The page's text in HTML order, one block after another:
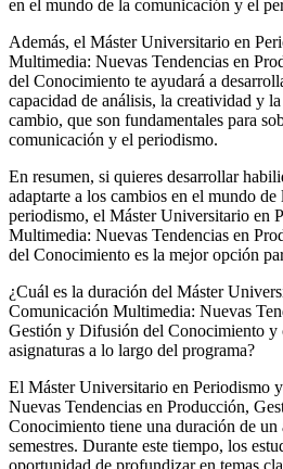
en el mundo de la comunicación y el
Además, el Máster Universitario en
Multimedia: Nuevas Tendencias en
del Conocimiento te ayudará a
capacidad de análisis, la creatividad y
cambio, que son fundamentales para
comunicación y el periodismo.
En resumen, si quieres desarrollar
adaptarte a los cambios en el mundo
periodismo, el Máster Universitario en
Multimedia: Nuevas Tendencias en
del Conocimiento es la mejor opción
¿Cuál es la duración del Máster
Comunicación Multimedia: Nuevas
Gestión y Difusión del Conocimiento y
asignaturas a lo largo del programa?
El Máster Universitario en Periodismo
Nuevas Tendencias en Producción,
Conocimiento tiene una duración de un
semestres. Durante este tiempo, los